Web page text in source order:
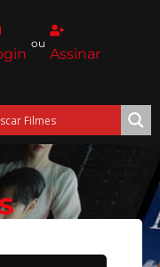
ou
Assinar